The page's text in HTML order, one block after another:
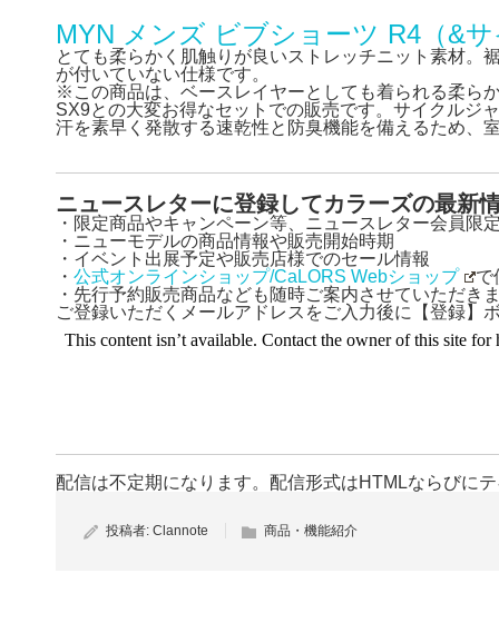
MYN メンズ ビブショーツ R4（&
とても柔らかく肌触りが良いストレッチニット素材。
が付いていない仕様です。
※この商品は、ベースレイヤーとしても着られる柔ら
SX9との大変お得なセットでの販売です。サイクルジ
汗を素早く発散する速乾性と防臭機能を備えるため、
ニュースレターに登録してカラーズの最新
・限定商品やキャンペーン等、ニュースレター会員限
・ニューモデルの商品情報や販売開始時期
・イベント出展予定や販売店様でのセール情報
・ 公式オンラインショップ/CaLORS Webショップ
で
・先行予約販売商品なども随時ご案内させていただき
ご登録いただくメールアドレスをご入力後に【登録】
配信は不定期になります。配信形式はHTMLならびに
投稿者: Clannote 商品・機能紹介